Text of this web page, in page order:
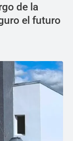
de la
el futuro